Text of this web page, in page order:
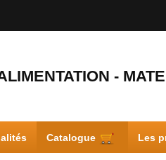
-
Catalogue Les